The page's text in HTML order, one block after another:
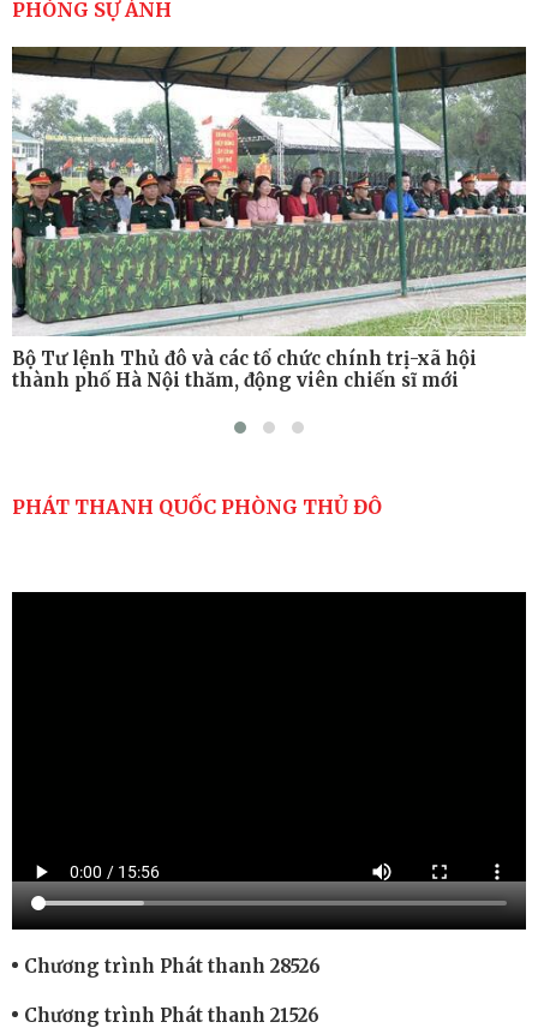
Tiểu đoàn Thiết giáp hoàn thành tốt diễn tập chiến
thuật có bắn đạn thật
Nơi sinh viên rèn ý trí, luyện kỹ năng
PHÓNG SỰ ẢNH
Bộ Tư lệnh Thủ đô và các tổ chức chính trị-xã hội
thành phố Hà Nội thăm, động viên chiến sĩ mới
PHÁT THANH QUỐC PHÒNG THỦ ĐÔ
Chương trình Phát thanh 28526
Chương trình Phát thanh 21526